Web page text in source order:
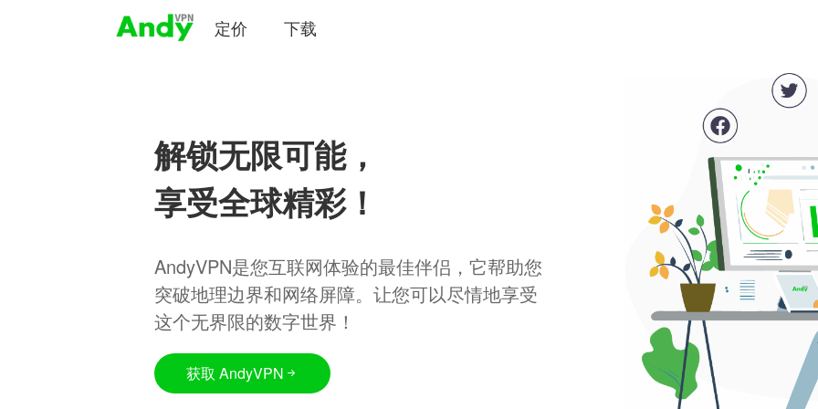
定价 下载
解锁无限可能，
享受全球精彩！
AndyVPN是您互联网体验的最佳伴侣，它帮助您
突破地理边界和网络屏障。让您可以尽情地享受
这个无界限的数字世界！
获取 AndyVPN